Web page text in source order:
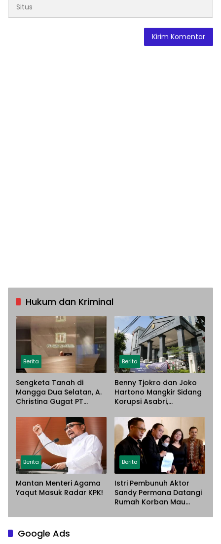
Hukum dan Kriminal
Berita
Sengketa Tanah di
Mangga Dua Selatan, A.
Christina Gugat PT
Dugaan Penyerobotan
Lahan
Berita
Benny Tjokro dan Joko
Hartono Mangkir Sidang
Korupsi Asabri,
Paksa
Berita
Mantan Menteri Agama
Yaqut Masuk Radar KPK!
Berita
Istri Pembunuh Aktor
Sandy Permana Datangi
Rumah Korban Mau
Google Ads